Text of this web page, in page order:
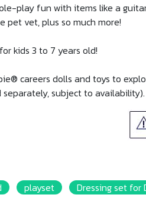
play fun with items like a
pet vet, plus so much more!
kids 3 to 7 years old!
careers dolls and toys to
separately, subject to availability).
playset Dressing set for